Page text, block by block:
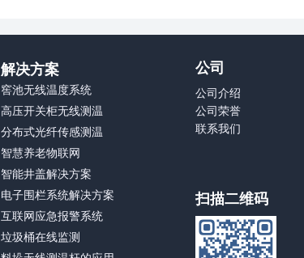
解决方案
窖池无线温度系统
高压开关柜无线测温
分布式光纤传感测温
智慧养老物联网
智能井盖解决方案
电子围栏系统解决方案
互联网应急报警系统
垃圾桶在线监测
公司
公司介绍
公司荣誉
联系我们
扫描二维码